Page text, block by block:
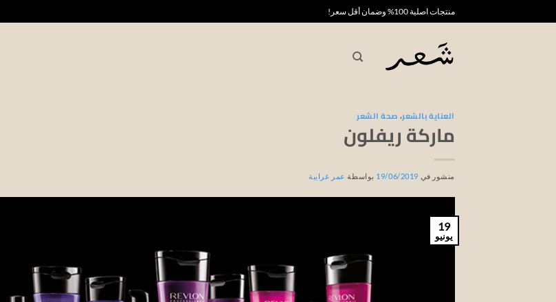
للمحتوى
منتجات اصلية 100% وضمان أقل سعر!
العناية بالشعر،صحة الشعر
ماركة ريفلون
منشور في 19/06/2019 بواسطة عمر غرايبة
19
يونيو